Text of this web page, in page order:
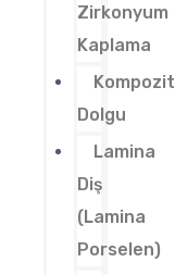
Zirkonyum
Kaplama
Kompozit
Dolgu
Lamina
Diş
(Lamina
Porselen)